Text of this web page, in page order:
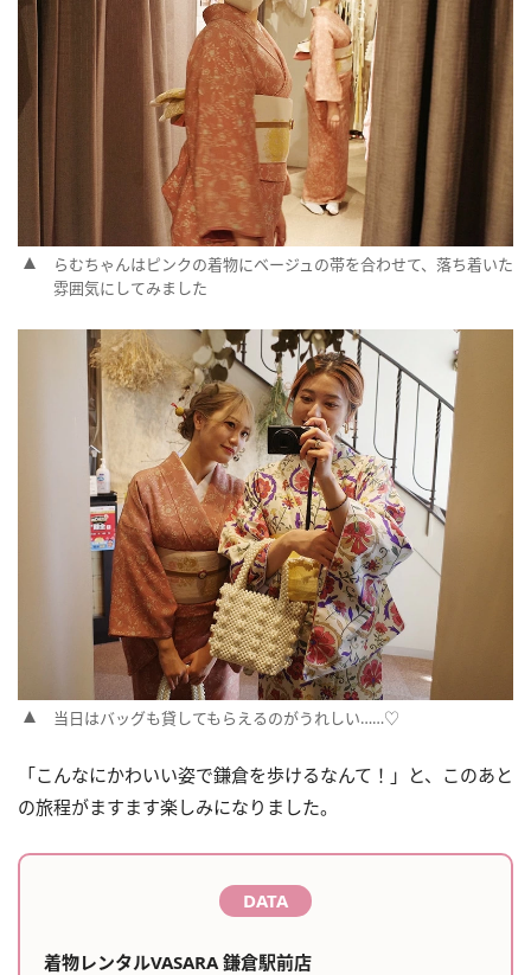
らむちゃんはピンクの着物にベージュの帯を合わせて、落ち着いた
雰囲気にしてみました
当日はバッグも貸してもらえるのがうれしい……♡
「こんなにかわいい姿で鎌倉を歩けるなんて！」と、このあと
の旅程がますます楽しみになりました。
DATA
着物レンタルVASARA 鎌倉駅前店